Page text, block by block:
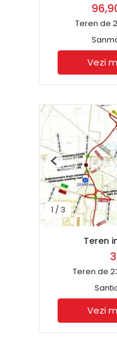
Teren de
Vezi
1 / 3
Previous
Teren
Teren de
Vezi